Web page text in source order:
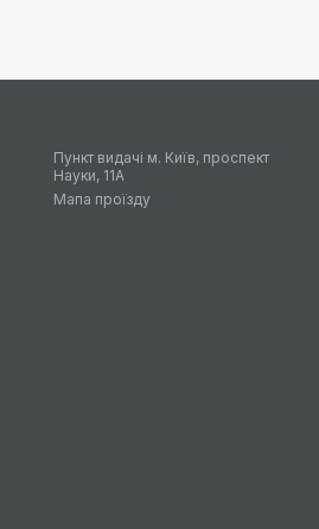
Пункт видачі м. Київ, проспект
Науки, 11А
Мапа проїзду